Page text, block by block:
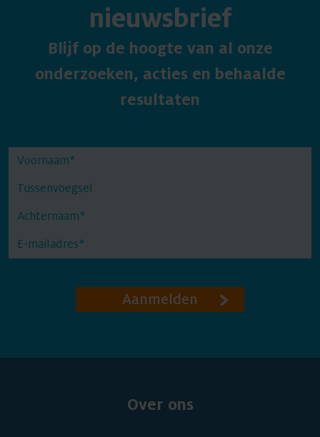
nieuwsbrief
Blijf op de hoogte van al onze
onderzoeken, acties en behaalde
resultaten
Aanmelden
Over ons